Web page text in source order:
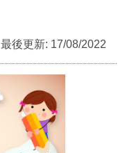
最後更新: 17/08/2022